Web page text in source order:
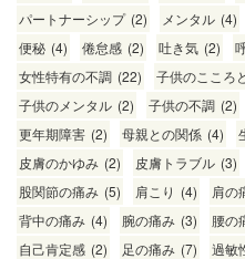
パートナーシップ (2) メンタル (4)
便秘 (4) 倦怠感 (2) 吐き気 (2)
女性特有の不調 (22) 子供のこころ
子供のメンタル (2) 子供の不調 (2)
更年期障害 (2) 母親との関係 (4)
皮膚のかゆみ (2) 皮膚トラブル (3)
股関節の痛み (5) 肩こり (4) 肩の
背中の痛み (4) 腕の痛み (3) 腰の
自己肯定感 (2) 足の痛み (7) 過敏